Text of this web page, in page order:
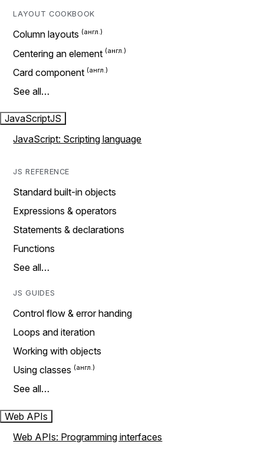
LAYOUT COOKBOOK
Column layouts
Centering an element
Card component
See all…
JavaScriptJS
JavaScript: Scripting language
JS REFERENCE
Standard built-in objects
Expressions & operators
Statements & declarations
Functions
See all…
JS GUIDES
Control flow & error handing
Loops and iteration
Working with objects
Using classes
See all…
Web APIs
Web APIs: Programming interfaces